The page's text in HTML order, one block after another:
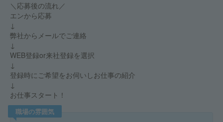
＼応募後の流れ／
エンから応募
↓
弊社からメールでご連絡
↓
WEB登録or来社登録を選択
↓
登録時にご希望をお伺いしお仕事の紹介
↓
お仕事スタート！
職場の雰囲気